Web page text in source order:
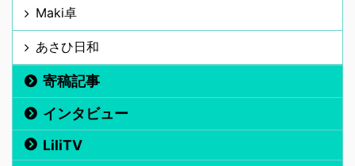
Maki卓
あさひ日和
寄稿記事
インタビュー
LiliTV